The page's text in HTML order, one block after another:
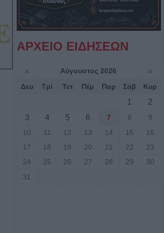
ΑΡΧΕΙΟ ΕΙΔΗΣΕΩΝ
« Αύγουστος 2026 »
Δευ Τρί Τετ Πέμ Παρ Σάβ Κυρ
1
2
3
4 5 6 7 8
9
10
11 12 13 14 15
16
17
18 19 20 21 22
23
24
25 26 27 28 29
30
31